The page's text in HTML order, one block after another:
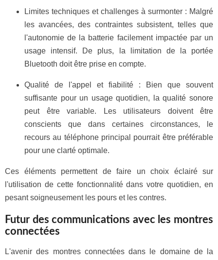
Limites techniques et challenges à surmonter : Malgré
les avancées, des contraintes subsistent, telles que
l'autonomie de la batterie facilement impactée par un
usage intensif. De plus, la limitation de la portée
Bluetooth doit être prise en compte.
Qualité de l'appel et fiabilité : Bien que souvent
suffisante pour un usage quotidien, la qualité sonore
peut être variable. Les utilisateurs doivent être
conscients que dans certaines circonstances, le
recours au téléphone principal pourrait être préférable
pour une clarté optimale.
Ces éléments permettent de faire un choix éclairé sur
l'utilisation de cette fonctionnalité dans votre quotidien, en
pesant soigneusement les pours et les contres.
Futur des communications avec les montres
connectées
L'avenir des montres connectées dans le domaine de la